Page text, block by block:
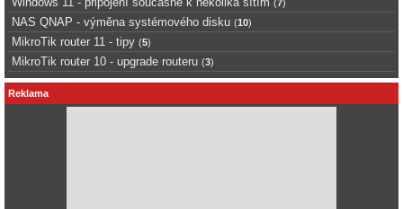
(7)
NAS QNAP - výměna systémového disku (10)
MikroTik router 11 - tipy (5)
MikroTik router 10 - upgrade routeru (3)
Reklama